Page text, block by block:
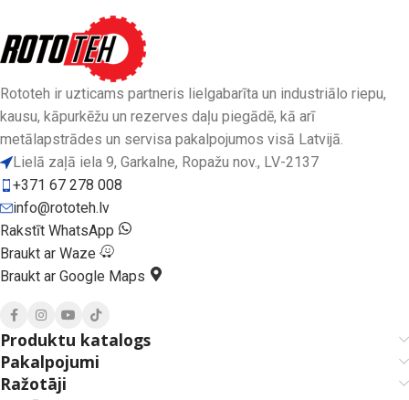
Rototeh ir uzticams partneris lielgabarīta un industriālo riepu,
kausu, kāpurkēžu un rezerves daļu piegādē, kā arī
metālapstrādes un servisa pakalpojumos visā Latvijā.
Lielā zaļā iela 9, Garkalne, Ropažu nov., LV-2137
+371 67 278 008
info@rototeh.lv
Rakstīt WhatsApp
Braukt ar Waze
Braukt ar Google Maps
Produktu katalogs
Pakalpojumi
Ražotāji